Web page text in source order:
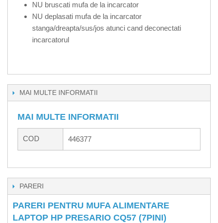
NU bruscati mufa de la incarcator
NU deplasati mufa de la incarcator
stanga/dreapta/sus/jos atunci cand deconectati
incarcatorul
MAI MULTE INFORMATII
MAI MULTE INFORMATII
COD 446377
PARERI
PARERI PENTRU MUFA ALIMENTARE
LAPTOP HP PRESARIO CQ57 (7PINI)